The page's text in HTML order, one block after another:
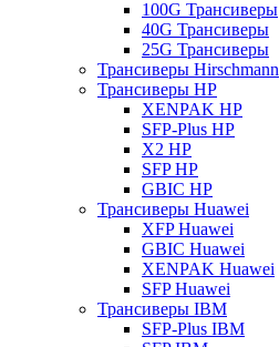
100G Трансиверы
40G Трансиверы
25G Трансиверы
Трансиверы Hirschmann
Трансиверы HP
XENPAK HP
SFP-Plus HP
X2 HP
SFP HP
GBIC HP
Трансиверы Huawei
XFP Huawei
GBIC Huawei
XENPAK Huawei
SFP Huawei
Трансиверы IBM
SFP-Plus IBM